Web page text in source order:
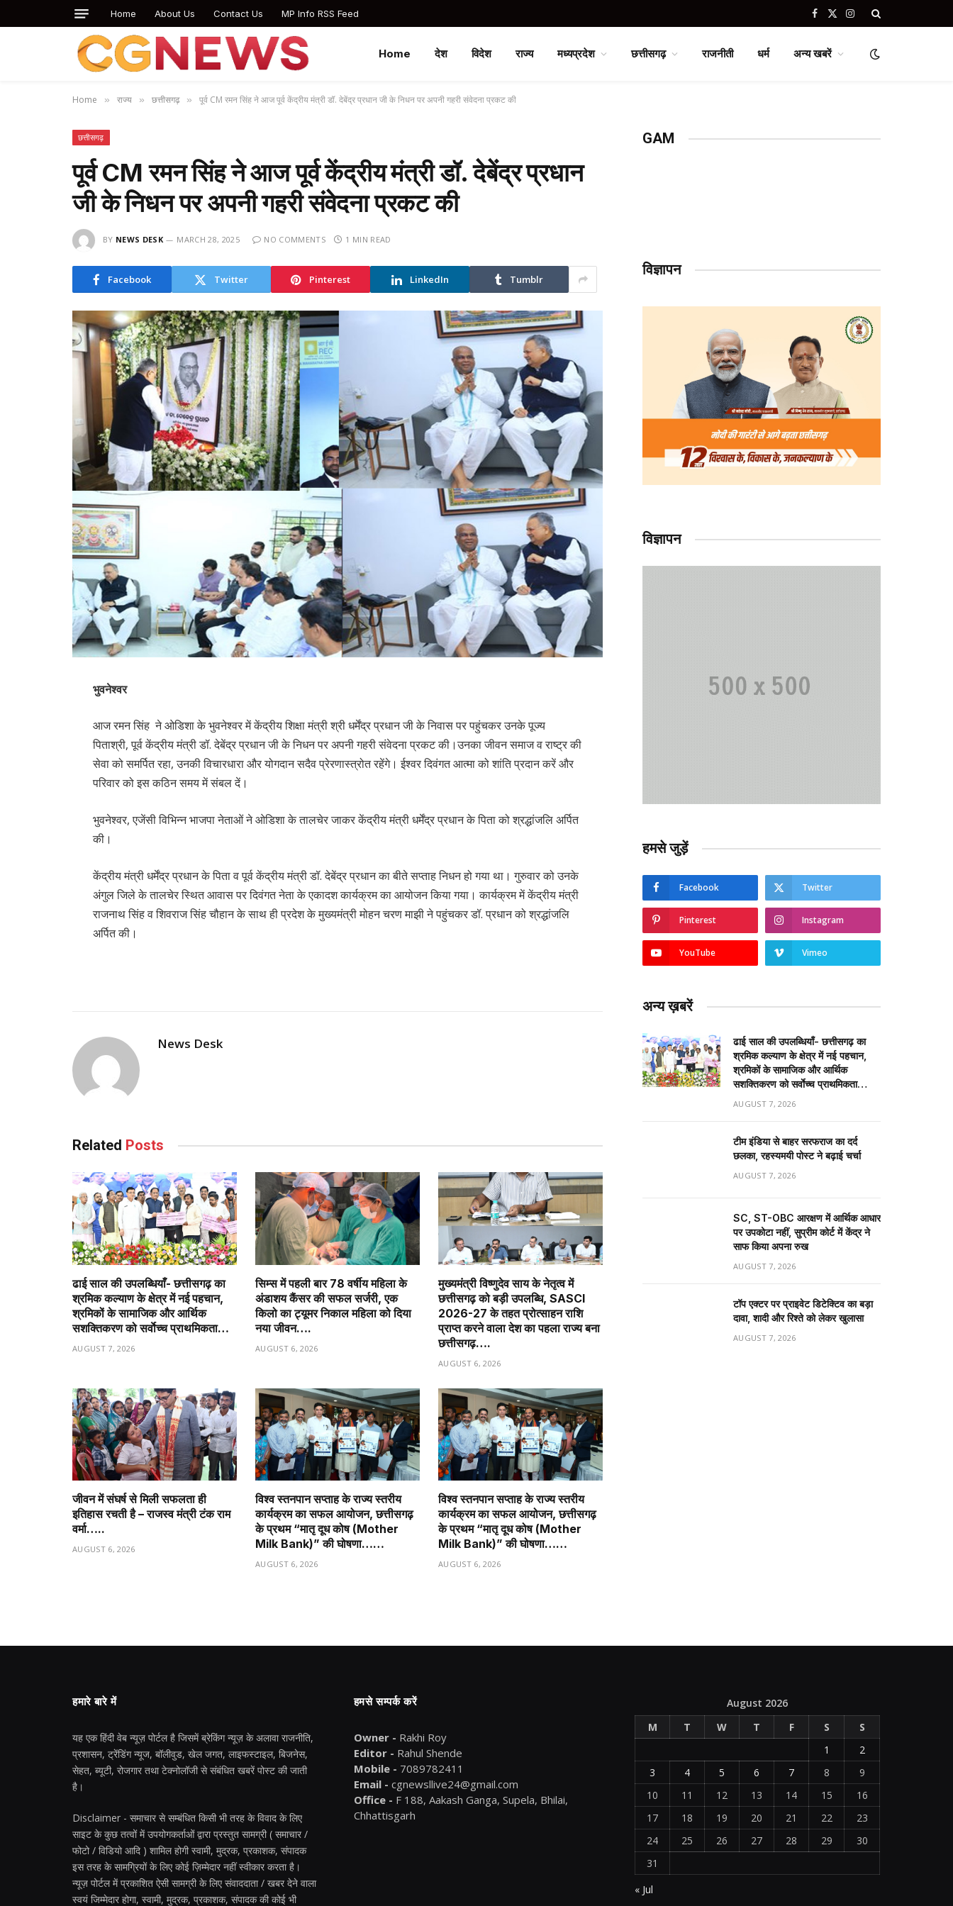
Home About Us Contact Us MP Info RSS Feed Facebook
X
Instagram
Home देश विदेश राज्य मध्यप्रदेश छत्तीसगढ़ राजनीती धर्म अन्य खबरें
Home » राज्य » छत्तीसगढ़ » पूर्व CM रमन सिंह ने आज पूर्व केंद्रीय मंत्री डॉ. देबेंद्र प्रधान जी के निधन पर अपनी गहरी संवेदना प्रकट की
छत्तीसगढ़
पूर्व CM रमन सिंह ने आज पूर्व केंद्रीय मंत्री डॉ. देबेंद्र प्रधान
जी के निधन पर अपनी गहरी संवेदना प्रकट की
BY NEWS DESK MARCH 28, 2025 NO COMMENTS 1 MIN READ
Facebook Twitter Pinterest LinkedIn Tumblr
भुवनेश्वर
आज रमन सिंह ने ओडिशा के भुवनेश्वर में केंद्रीय शिक्षा मंत्री श्री धर्मेंद्र प्रधान जी के निवास पर पहुंचकर उनके पूज्य
पिताश्री, पूर्व केंद्रीय मंत्री डॉ. देबेंद्र प्रधान जी के निधन पर अपनी गहरी संवेदना प्रकट की।उनका जीवन समाज व राष्ट्र की
सेवा को समर्पित रहा, उनकी विचारधारा और योगदान सदैव प्रेरणास्त्रोत रहेंगे। ईश्वर दिवंगत आत्मा को शांति प्रदान करें और
परिवार को इस कठिन समय में संबल दें।
भुवनेश्वर, एजेंसी विभिन्न भाजपा नेताओं ने ओडिशा के तालचेर जाकर केंद्रीय मंत्री धर्मेंद्र प्रधान के पिता को श्रद्धांजलि अर्पित
की।
केंद्रीय मंत्री धर्मेंद्र प्रधान के पिता व पूर्व केंद्रीय मंत्री डॉ. देबेंद्र प्रधान का बीते सप्ताह निधन हो गया था। गुरुवार को उनके
अंगुल जिले के तालचेर स्थित आवास पर दिवंगत नेता के एकादश कार्यक्रम का आयोजन किया गया। कार्यक्रम में केंद्रीय मंत्री
राजनाथ सिंह व शिवराज सिंह चौहान के साथ ही प्रदेश के मुख्यमंत्री मोहन चरण माझी ने पहुंचकर डॉ. प्रधान को श्रद्धांजलि
अर्पित की।
News Desk
Related Posts
ढाई साल की उपलब्धियाँ- छत्तीसगढ़ का
श्रमिक कल्याण के क्षेत्र में नई पहचान,
श्रमिकों के सामाजिक और आर्थिक
सशक्तिकरण को सर्वाेच्च प्राथमिकता…
AUGUST 7, 2026
सिम्स में पहली बार 78 वर्षीय महिला के
अंडाशय कैंसर की सफल सर्जरी, एक
किलो का ट्यूमर निकाल महिला को दिया
नया जीवन….
AUGUST 6, 2026
मुख्यमंत्री विष्णुदेव साय के नेतृत्व में
छत्तीसगढ़ को बड़ी उपलब्धि, SASCI
2026-27 के तहत प्रोत्साहन राशि
प्राप्त करने वाला देश का पहला राज्य बना
छत्तीसगढ़….
AUGUST 6, 2026
जीवन में संघर्ष से मिली सफलता ही
इतिहास रचती है – राजस्व मंत्री टंक राम
वर्मा…..
AUGUST 6, 2026
विश्व स्तनपान सप्ताह के राज्य स्तरीय
कार्यक्रम का सफल आयोजन, छत्तीसगढ़
के प्रथम “मातृ दूध कोष (Mother
Milk Bank)” की घोषणा……
AUGUST 6, 2026
विश्व स्तनपान सप्ताह के राज्य स्तरीय
कार्यक्रम का सफल आयोजन, छत्तीसगढ़
के प्रथम “मातृ दूध कोष (Mother
Milk Bank)” की घोषणा……
AUGUST 6, 2026
GAM
विज्ञापन
विज्ञापन
हमसे जुड़ें
Facebook Twitter
Pinterest Instagram
YouTube Vimeo
अन्य ख़बरें
ढाई साल की उपलब्धियाँ- छत्तीसगढ़ का
श्रमिक कल्याण के क्षेत्र में नई पहचान,
श्रमिकों के सामाजिक और आर्थिक
सशक्तिकरण को सर्वाेच्च प्राथमिकता…
AUGUST 7, 2026
टीम इंडिया से बाहर सरफराज का दर्द
छलका, रहस्यमयी पोस्ट ने बढ़ाई चर्चा
AUGUST 7, 2026
SC, ST-OBC आरक्षण में आर्थिक आधार
पर उपकोटा नहीं, सुप्रीम कोर्ट में केंद्र ने
साफ किया अपना रुख
AUGUST 7, 2026
टॉप एक्टर पर प्राइवेट डिटेक्टिव का बड़ा
दावा, शादी और रिश्ते को लेकर खुलासा
AUGUST 7, 2026
हमारे बारे में
यह एक हिंदी वेब न्यूज़ पोर्टल है जिसमें ब्रेकिंग न्यूज़ के अलावा राजनीति,
प्रशासन, ट्रेंडिंग न्यूज, बॉलीवुड, खेल जगत, लाइफस्टाइल, बिजनेस,
सेहत, ब्यूटी, रोजगार तथा टेक्नोलॉजी से संबंधित खबरें पोस्ट की जाती
है।
Disclaimer - समाचार से सम्बंधित किसी भी तरह के विवाद के लिए
साइट के कुछ तत्वों में उपयोगकर्ताओं द्वारा प्रस्तुत सामग्री ( समाचार /
फोटो / विडियो आदि ) शामिल होगी स्वामी, मुद्रक, प्रकाशक, संपादक
इस तरह के सामग्रियों के लिए कोई ज़िम्मेदार नहीं स्वीकार करता है।
न्यूज़ पोर्टल में प्रकाशित ऐसी सामग्री के लिए संवाददाता / खबर देने वाला
स्वयं जिम्मेदार होगा, स्वामी, मुद्रक, प्रकाशक, संपादक की कोई भी
हमसे सम्पर्क करें
Owner - Rakhi Roy
Editor - Rahul Shende
Mobile - 7089782411
Email - cgnewsllive24@gmail.com
Office - F 188, Aakash Ganga, Supela, Bhilai,
Chhattisgarh
August 2026
M
T W T F S
S
1
2
3
4 5 6 7 8
9
10
11 12 13 14 15
16
17
18 19 20 21 22
23
24
25 26 27 28 29
30
31
« Jul